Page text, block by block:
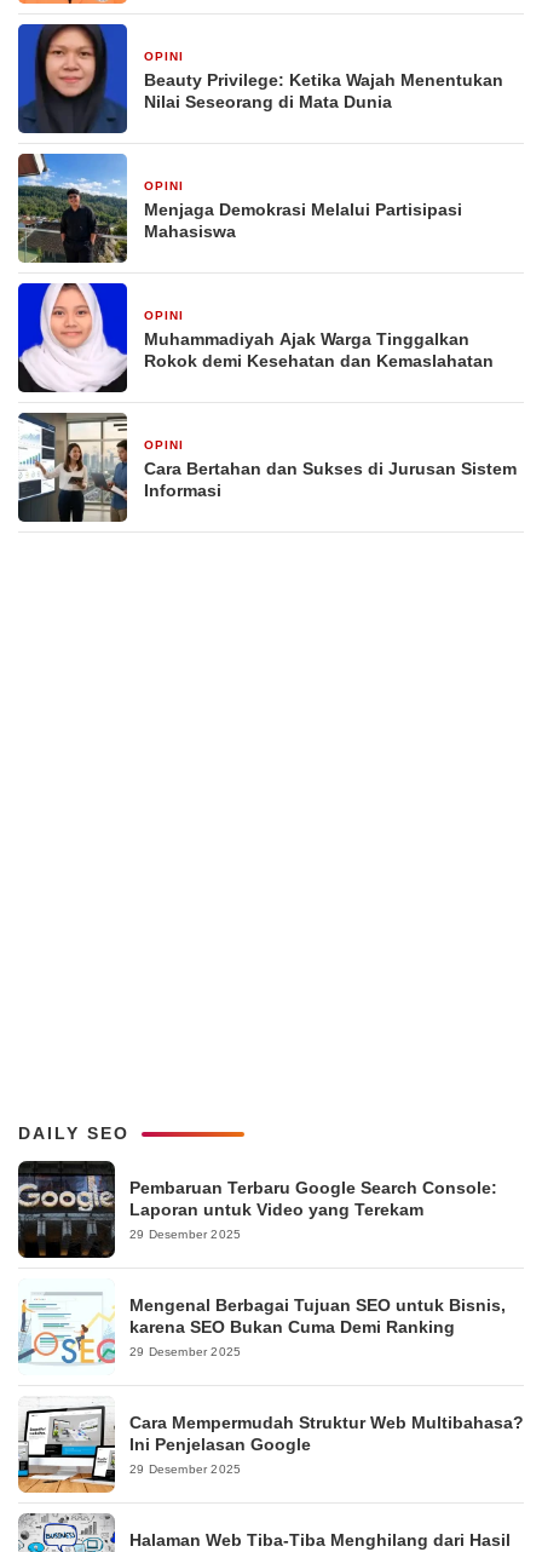
OPINI
Beauty Privilege: Ketika Wajah Menentukan
Nilai Seseorang di Mata Dunia
OPINI
Menjaga Demokrasi Melalui Partisipasi
Mahasiswa
OPINI
Muhammadiyah Ajak Warga Tinggalkan
Rokok demi Kesehatan dan Kemaslahatan
OPINI
Cara Bertahan dan Sukses di Jurusan Sistem
Informasi
DAILY SEO
Pembaruan Terbaru Google Search Console:
Laporan untuk Video yang Terekam
29 Desember 2025
Mengenal Berbagai Tujuan SEO untuk Bisnis,
karena SEO Bukan Cuma Demi Ranking
29 Desember 2025
Cara Mempermudah Struktur Web Multibahasa?
Ini Penjelasan Google
29 Desember 2025
Halaman Web Tiba-Tiba Menghilang dari Hasil